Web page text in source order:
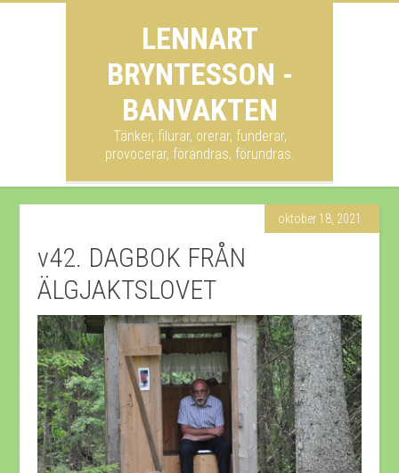
LENNART
BRYNTESSON -
BANVAKTEN
Tänker, filurar, orerar, funderar,
provocerar, förändras, förundras.
oktober 18, 2021
v42. DAGBOK FRÅN
ÄLGJAKTSLOVET